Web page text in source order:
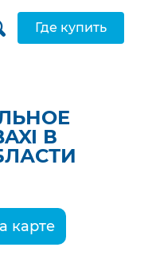
Где купить
В
карте